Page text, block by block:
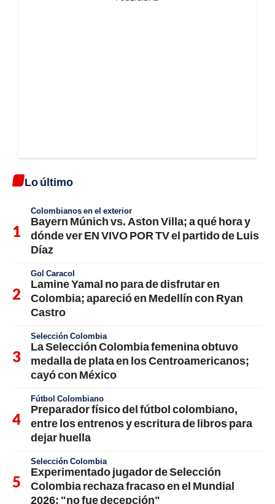
Lo último
Colombianos en el exterior
Bayern Múnich vs. Aston Villa; a qué hora y
dónde ver EN VIVO POR TV el partido de Luis
Díaz
Gol Caracol
Lamine Yamal no para de disfrutar en
Colombia; apareció en Medellín con Ryan
Castro
Selección Colombia
La Selección Colombia femenina obtuvo
medalla de plata en los Centroamericanos;
cayó con México
Fútbol Colombiano
Preparador físico del fútbol colombiano,
entre los entrenos y escritura de libros para
dejar huella
Selección Colombia
Experimentado jugador de Selección
Colombia rechaza fracaso en el Mundial
2026; "no fue decepción"